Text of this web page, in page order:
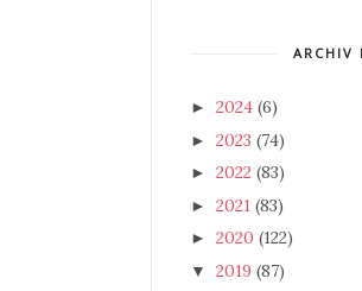
ARCHIV
► 2024 (6)
► 2023 (74)
► 2022 (83)
► 2021 (83)
► 2020 (122)
▼ 2019 (87)